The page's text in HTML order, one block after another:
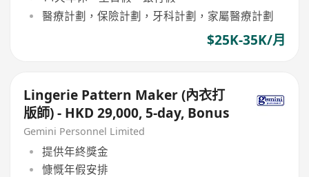
醫療計劃，保險計劃，牙科計劃，家屬醫療計劃
$25K-35K/月
Lingerie Pattern Maker (內衣打
版師) - HKD 29,000, 5-day, Bonus
Gemini Personnel Limited
提供年終獎金
慷慨年假安排